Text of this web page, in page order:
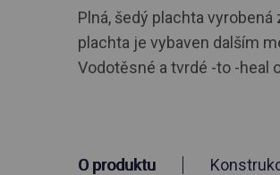
Plná, šedý plachta
plachta je vybaven dalším
Vodotěsné a tvrdé -to -heal
O produktu